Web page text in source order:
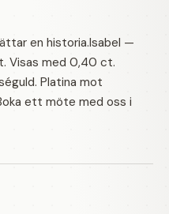
en historia.Isabel —
Visas med 0,40 ct.
Platina mot
ett möte med oss i